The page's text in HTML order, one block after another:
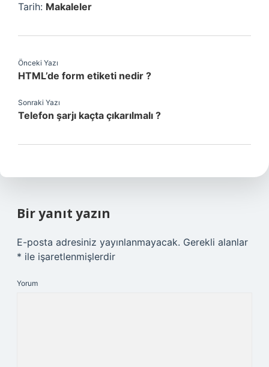
Tarih: Makaleler
Önceki Yazı
HTML’de form etiketi nedir ?
Sonraki Yazı
Telefon şarjı kaçta çıkarılmalı ?
Bir yanıt yazın
E-posta adresiniz yayınlanmayacak. Gerekli alanlar
* ile işaretlenmişlerdir
Yorum